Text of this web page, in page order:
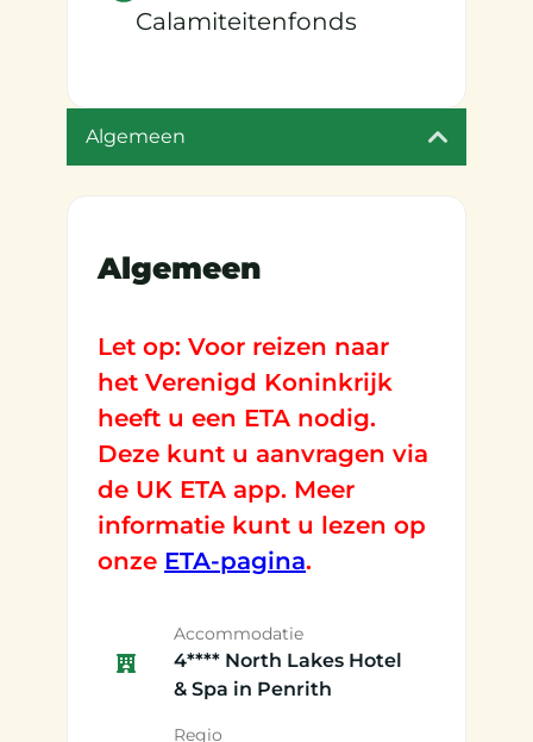
Calamiteitenfonds
Algemeen
Algemeen
Let op: Voor reizen naar
het Verenigd Koninkrijk
heeft u een ETA nodig.
Deze kunt u aanvragen via
de UK ETA app. Meer
informatie kunt u lezen op
onze ETA-pagina.
Accommodatie
4**** North Lakes Hotel
& Spa in Penrith
Regio